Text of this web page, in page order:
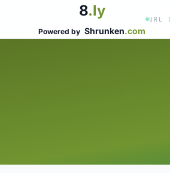
8.ly
Powered by Shrunken.com
URL